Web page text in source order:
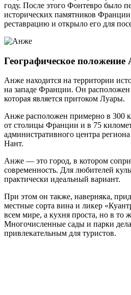
году. После этого Фонтевро было
исторических памятников
реставрацию и открыло его для
Географическое положение
Анже находится на территории
на западе Франции. Он
которая является притоком Луары.
Анже расположен примерно в 300
от столицы Франции и в 75
административного центра
Нант.
Анже — это город, в котором
современность. Для любителей
практически идеальный вариант.
При этом он также, наверняка,
местные сорта вина и ликер
всем мире, а кухня проста, но в то
Многочисленные сады и парки
привлекательным для туристов.